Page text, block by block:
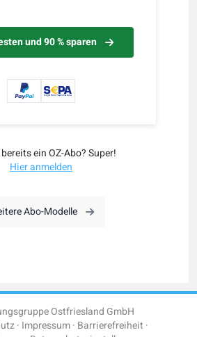
und 90 % sparen
ein OZ-Abo? Super!
Hier anmelden
Abo-Modelle
Ostfriesland GmbH
Impressum Barrierefreiheit